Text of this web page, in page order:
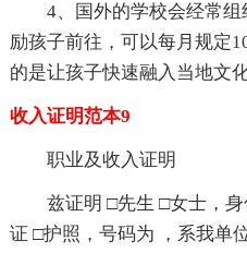
4、国外的学校会经常
励孩子前往，可以每月规定
的是让孩子快速融入当地文化
收入证明范本9
职业及收入证明
兹证明 □先生 □女士，
证 □护照，号码为 ，系我单